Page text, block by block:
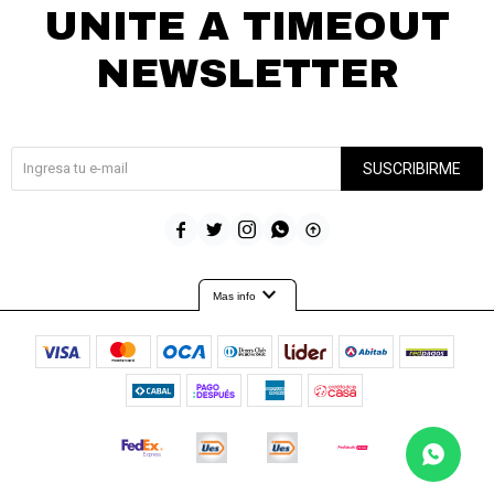
UNITE A TIMEOUT
NEWSLETTER
SUSCRIBIRME
    
Mas infoexpand_more